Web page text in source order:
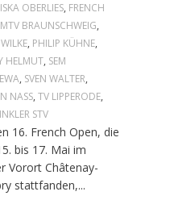
OBERLIES, FRENCH
MTV BRAUNSCHWEIG,
, PHILIP KÜHNE,
HELMUT, SEM
, SVEN WALTER,
NASS, TV LIPPERODE,
STV
16. French Open, die
bis 17. Mai im
Vorort Châtenay-
stattfanden,...